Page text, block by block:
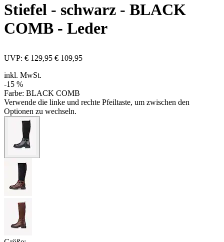
Stiefel - schwarz - BLACK
COMB - Leder
UVP: € 129,95 € 109,95
inkl. MwSt.
-15 %
Farbe: BLACK COMB
Verwende die linke und rechte Pfeiltaste, um zwischen den
Optionen zu wechseln.